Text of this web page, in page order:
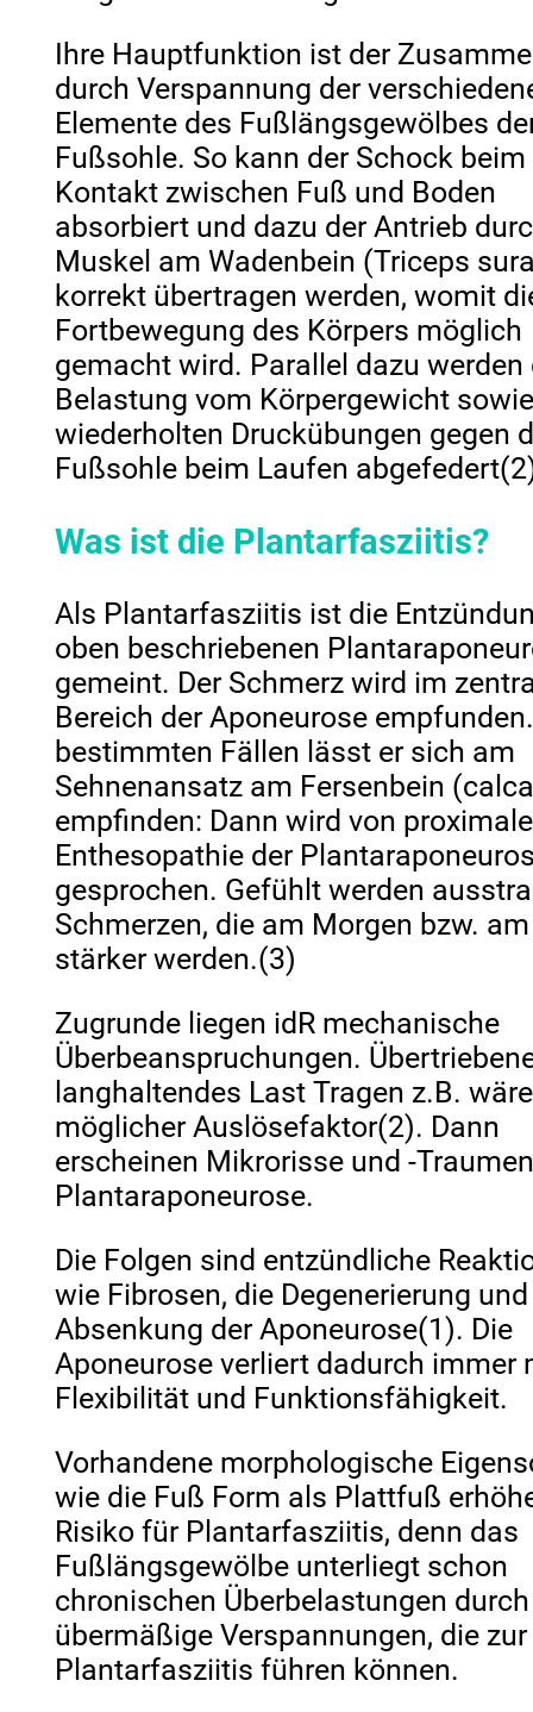
Ihre Hauptfunktion ist der
durch Verspannung der
Elemente des Fußlängsgewölbes
Fußsohle. So kann der Schock beim
Kontakt zwischen Fuß und Boden
absorbiert und dazu der Antrieb
Muskel am Wadenbein (Triceps
korrekt übertragen werden, womit
Fortbewegung des Körpers möglich
gemacht wird. Parallel dazu werden
Belastung vom Körpergewicht
wiederholten Druckübungen gegen
Fußsohle beim Laufen
Was ist die Plantarfasziitis?
Als Plantarfasziitis ist die
oben beschriebenen
gemeint. Der Schmerz wird im
Bereich der Aponeurose
bestimmten Fällen lässt er sich am
Sehnenansatz am Fersenbein
empfinden: Dann wird von
Enthesopathie der
gesprochen. Gefühlt werden
Schmerzen, die am Morgen bzw.
stärker werden.(3)
Zugrunde liegen idR mechanische
Überbeanspruchungen.
langhaltendes Last Tragen z.B.
möglicher Auslösefaktor(2). Dann
erscheinen Mikrorisse und -
Plantaraponeurose.
Die Folgen sind entzündliche
wie Fibrosen, die Degenerierung
Absenkung der Aponeurose(1). Die
Aponeurose verliert dadurch immer
Flexibilität und Funktionsfähigkeit.
Vorhandene morphologische
wie die Fuß Form als Plattfuß
Risiko für Plantarfasziitis, denn das
Fußlängsgewölbe unterliegt schon
chronischen Überbelastungen durch
übermäßige Verspannungen, die zur
Plantarfasziitis führen können.